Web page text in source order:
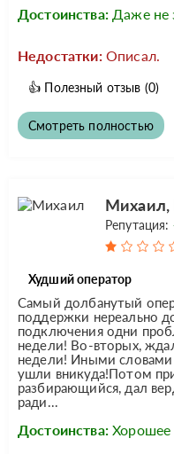
Достоинства: Даже не
Недостатки: Описал.
👍 Полезный отзыв (0)
Смотреть полностью
Репутация:
Худший оператор
Самый долбанутый
поддержки нереально
подключения одни
недели! Во-вторых,
недели! Иными словами
ушли вникуда!Потом
разбирающийся, дал
ради...
Достоинства: Хорошее